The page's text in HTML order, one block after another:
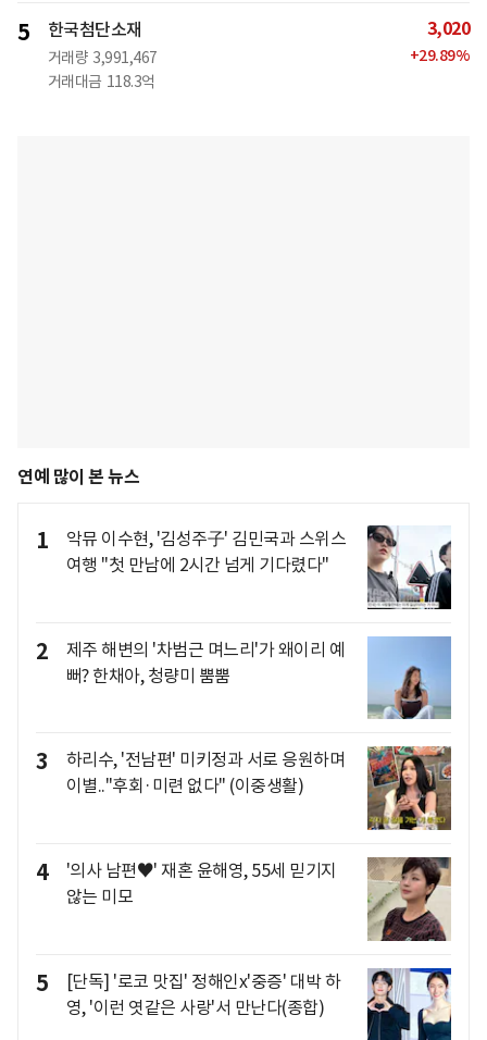
5 한국첨단소재
거래량 3,991,467
거래대금 118.3억
3,020
+29.89%
연예 많이 본 뉴스
1
악뮤 이수현, '김성주子' 김민국과 스위스
여행 "첫 만남에 2시간 넘게 기다렸다"
2
제주 해변의 '차범근 며느리'가 왜이리 예
뻐? 한채아, 청량미 뿜뿜
3
하리수, '전남편' 미키정과 서로 응원하며
이별.."후회·미련 없다" (이중생활)
4
'의사 남편♥' 재혼 윤해영, 55세 믿기지
않는 미모
5
[단독] '로코 맛집' 정해인x'중증' 대박 하
영, '이런 엿같은 사랑'서 만난다(종합)